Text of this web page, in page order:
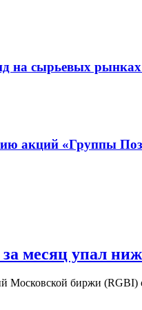
на сырьевых рынках
акций «Группы
месяц упал
Московской биржи (RGBI)